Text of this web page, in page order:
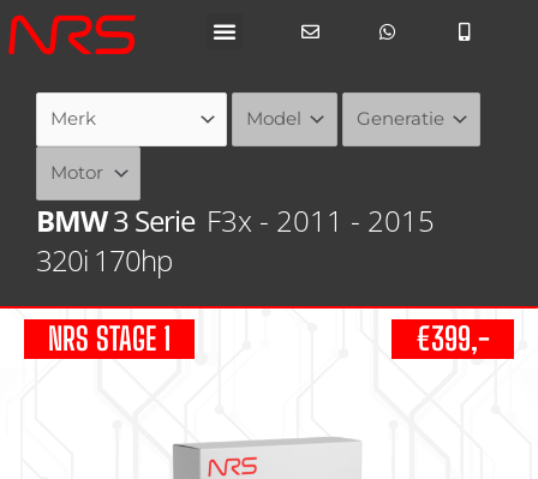
Ga
naar
BMW3 Serie F3x - 2011 - 2015
320i 170hp
NRS STAGE 1 €399,-